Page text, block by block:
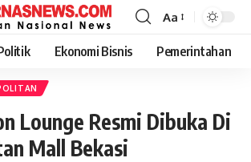
Aa
Ekonomi Bisnis Pemerintahan
Lounge Resmi Dibuka Di
Mall Bekasi